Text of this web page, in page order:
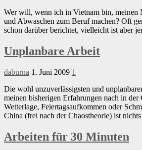
Wer will, wenn ich in Vietnam bin, meinen
und Abwaschen zum Beruf machen? Oft
schon darüber berichtet, vielleicht ist aber
Unplanbare Arbeit
daburna 1. Juni 2009 1
Die wohl unzuverlässigsten und
meinen bisherigen Erfahrungen nach in der
Wetterlage, Feiertagsaufkommen oder
China (frei nach der Chaostheorie) ist
Arbeiten für 30 Minuten